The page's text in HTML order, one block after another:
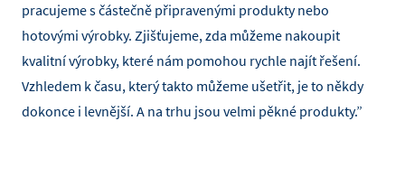
pracujeme s částečně připravenými produkty nebo
hotovými výrobky. Zjišťujeme, zda můžeme nakoupit
kvalitní výrobky, které nám pomohou rychle najít řešení.
Vzhledem k času, který takto můžeme ušetřit, je to někdy
dokonce i levnější. A na trhu jsou velmi pěkné produkty.”